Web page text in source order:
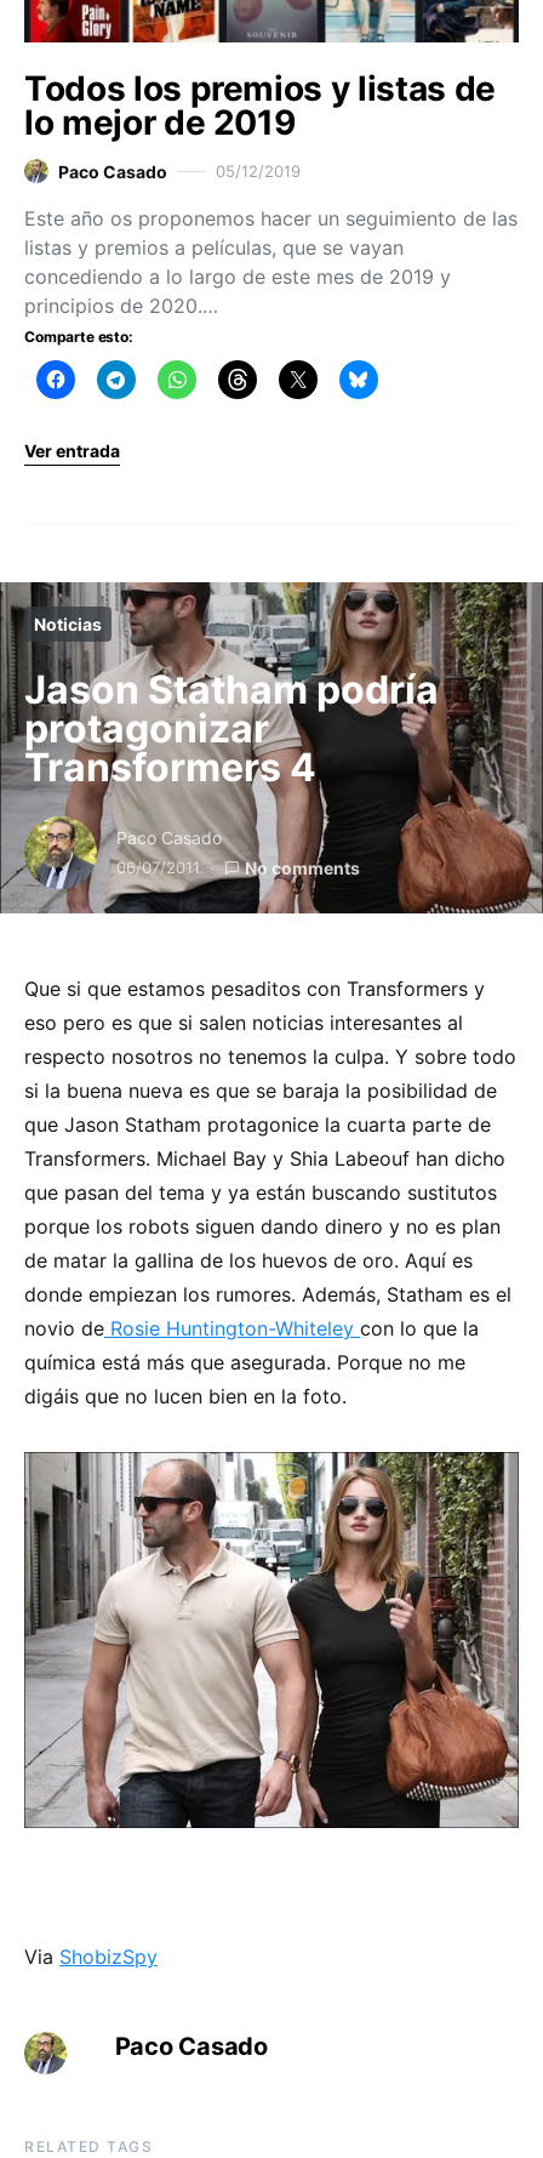
Todos los premios y listas de
lo mejor de 2019
Paco Casado 05/12/2019
Este año os proponemos hacer un seguimiento de las
listas y premios a películas, que se vayan
concediendo a lo largo de este mes de 2019 y
principios de 2020.…
Comparte esto:
Ver entrada
Noticias
Jason Statham podría
protagonizar
Transformers 4
Paco Casado
06/07/2011 No comments
Que si que estamos pesaditos con Transformers y
eso pero es que si salen noticias interesantes al
respecto nosotros no tenemos la culpa. Y sobre todo
si la buena nueva es que se baraja la posibilidad de
que Jason Statham protagonice la cuarta parte de
Transformers. Michael Bay y Shia Labeouf han dicho
que pasan del tema y ya están buscando sustitutos
porque los robots siguen dando dinero y no es plan
de matar la gallina de los huevos de oro. Aquí es
donde empiezan los rumores. Además, Statham es el
novio de Rosie Huntington-Whiteley con lo que la
química está más que asegurada. Porque no me
digáis que no lucen bien en la foto.
Via ShobizSpy
Paco Casado
RELATED TAGS